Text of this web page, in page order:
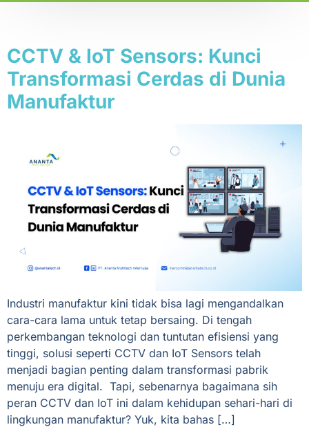
CCTV & IoT Sensors: Kunci
Transformasi Cerdas di Dunia
Manufaktur
Industri manufaktur kini tidak bisa lagi mengandalkan
cara-cara lama untuk tetap bersaing. Di tengah
perkembangan teknologi dan tuntutan efisiensi yang
tinggi, solusi seperti CCTV dan IoT Sensors telah
menjadi bagian penting dalam transformasi pabrik
menuju era digital. Tapi, sebenarnya bagaimana sih
peran CCTV dan IoT ini dalam kehidupan sehari-hari di
lingkungan manufaktur? Yuk, kita bahas […]